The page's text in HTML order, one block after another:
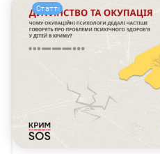
Статті